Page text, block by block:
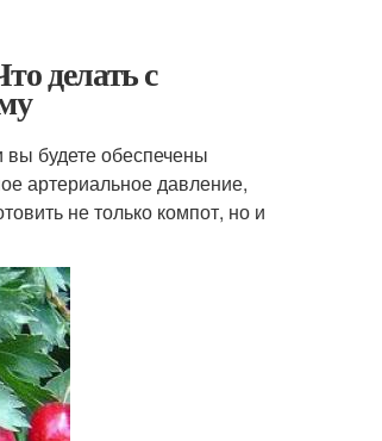
делать с
будете обеспечены
артериальное давление,
не только компот, но и